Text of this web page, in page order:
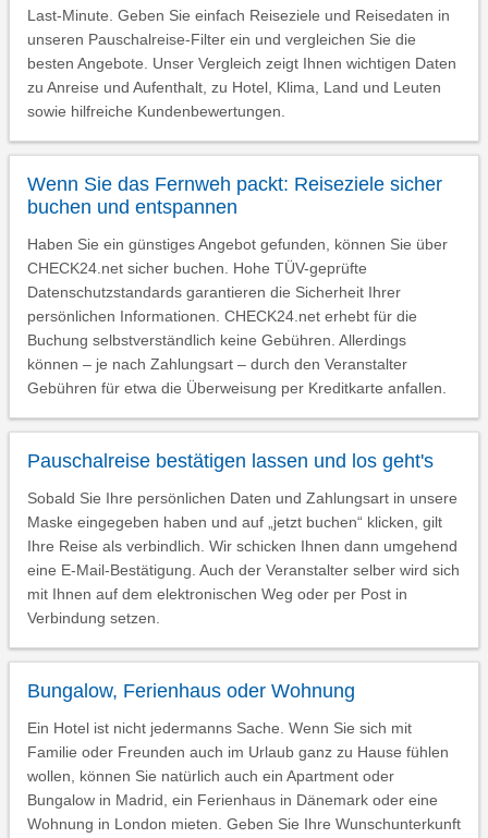
Last-Minute. Geben Sie einfach Reiseziele und Reisedaten in
unseren Pauschalreise-Filter ein und vergleichen Sie die
besten Angebote. Unser Vergleich zeigt Ihnen wichtigen Daten
zu Anreise und Aufenthalt, zu Hotel, Klima, Land und Leuten
sowie hilfreiche Kundenbewertungen.
Wenn Sie das Fernweh packt: Reiseziele sicher
buchen und entspannen
Haben Sie ein günstiges Angebot gefunden, können Sie über
CHECK24.net sicher buchen. Hohe TÜV-geprüfte
Datenschutzstandards garantieren die Sicherheit Ihrer
persönlichen Informationen. CHECK24.net erhebt für die
Buchung selbstverständlich keine Gebühren. Allerdings
können – je nach Zahlungsart – durch den Veranstalter
Gebühren für etwa die Überweisung per Kreditkarte anfallen.
Pauschalreise bestätigen lassen und los geht's
Sobald Sie Ihre persönlichen Daten und Zahlungsart in unsere
Maske eingegeben haben und auf „jetzt buchen“ klicken, gilt
Ihre Reise als verbindlich. Wir schicken Ihnen dann umgehend
eine E-Mail-Bestätigung. Auch der Veranstalter selber wird sich
mit Ihnen auf dem elektronischen Weg oder per Post in
Verbindung setzen.
Bungalow, Ferienhaus oder Wohnung
Ein Hotel ist nicht jedermanns Sache. Wenn Sie sich mit
Familie oder Freunden auch im Urlaub ganz zu Hause fühlen
wollen, können Sie natürlich auch ein Apartment oder
Bungalow in Madrid, ein Ferienhaus in Dänemark oder eine
Wohnung in London mieten. Geben Sie Ihre Wunschunterkunft